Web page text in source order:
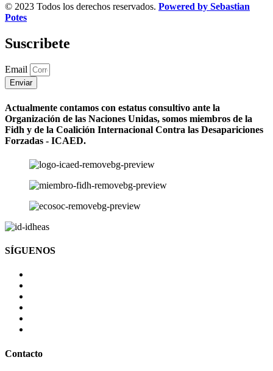
© 2023 Todos los derechos reservados. Powered by Sebastian
Potes
Suscribete
Email
Enviar
Actualmente contamos con estatus consultivo ante la
Organización de las Naciones Unidas, somos miembros de la
Fidh y de la Coalición Internacional Contra las Desapariciones
Forzadas - ICAED.
SÍGUENOS
Contacto